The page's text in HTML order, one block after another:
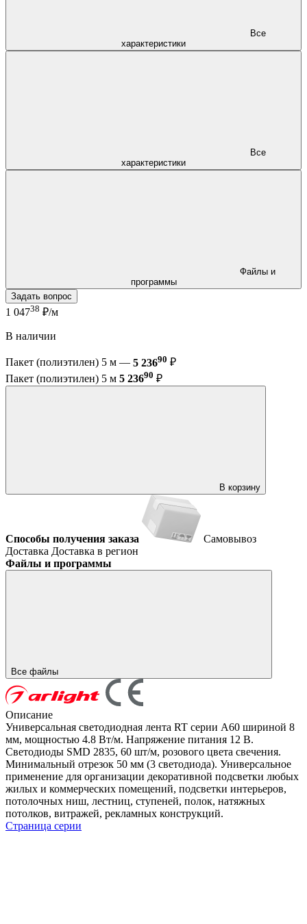
характеристики
характеристики
программы
Задать вопрос
1 04738 ₽/м
В наличии
Пакет (полиэтилен) 5 м — 5 23690 ₽
Пакет (полиэтилен) 5 м 5 23690 ₽
В корзину
Способы получения заказа
Самовывоз
Доставка Доставка в регион
Файлы и программы
Все файлы
Описание
Универсальная светодиодная лента RT серии A60 шириной 8
мм, мощностью 4.8 Вт/м. Напряжение питания 12 В.
Светодиоды SMD 2835, 60 шт/м, розового цвета свечения.
Минимальный отрезок 50 мм (3 светодиода). Универсальное
применение для организации декоративной подсветки любых
жилых и коммерческих помещений, подсветки интерьеров,
потолочных ниш, лестниц, ступеней, полок, натяжных
потолков, витражей, рекламных конструкций.
Страница серии